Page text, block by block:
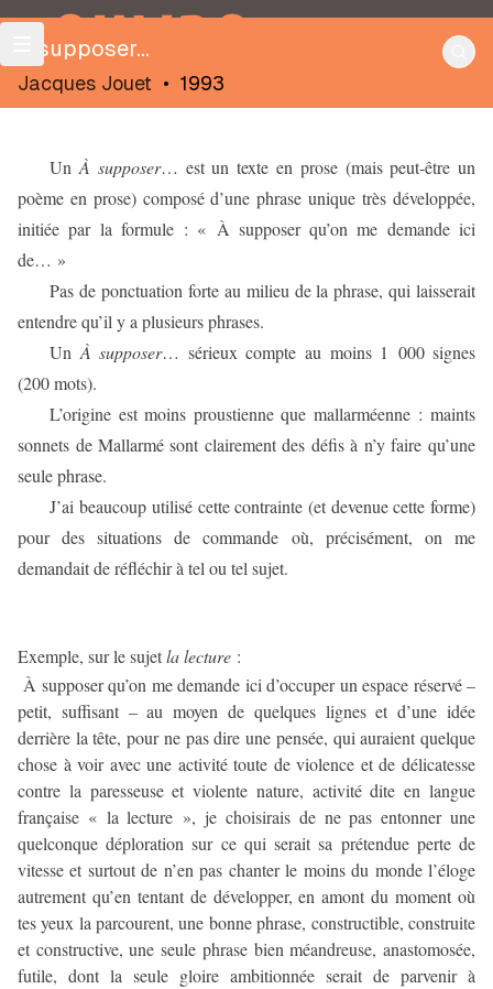
OULIPO
À supposer…
Jacques Jouet • 1993
UnÀ supposer… est un texte en prose (mais peut-être un
poème en prose) composé d’une phrase unique très développée,
initiée par la formule : « À supposer qu’on me demande ici
de… »
Pas de ponctuation forte au milieu de la phrase, qui laisserait
entendre qu’il y a plusieurs phrases.
Un À supposer… sérieux compte au moins 1 000 signes
(200 mots).
L’origine est moins proustienne que mallarméenne : maints
sonnets de Mallarmé sont clairement des défis à n’y faire qu’une
seule phrase.
J’ai beaucoup utilisé cette contrainte (et devenue cette forme)
pour des situations de commande où, précisément, on me
demandait de réfléchir à tel ou tel sujet.
Exemple, sur le sujetla lecture :
À supposer qu’on me demande ici d’occuper un espace réservé –
petit, suffisant – au moyen de quelques lignes et d’une idée
derrière la tête, pour ne pas dire une pensée, qui auraient quelque
chose à voir avec une activité toute de violence et de délicatesse
contre la paresseuse et violente nature, activité dite en langue
française « la lecture », je choisirais de ne pas entonner une
quelconque déploration sur ce qui serait sa prétendue perte de
vitesse et surtout de n’en pas chanter le moins du monde l’éloge
autrement qu’en tentant de développer, en amont du moment où
tes yeux la parcourent, une bonne phrase, constructible, construite
et constructive, une seule phrase bien méandreuse, anastomosée,
futile, dont la seule gloire ambitionnée serait de parvenir à